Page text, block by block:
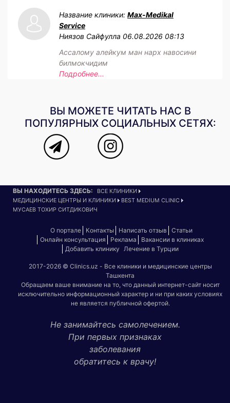
Название клиники: Max-Medikal
Service
Ниязов Сайфулла 06.08.2026 08:13
Ассалому алейкум ман нарх навосини
билмокчидим
Подробнее...
ВЫ МОЖЕТЕ ЧИТАТЬ НАС В
ПОПУЛЯРНЫХ СОЦИАЛЬНЫХ СЕТЯХ:
ВЫ НАХОДИТЕСЬ ЗДЕСЬ:
ВСЕ КЛИНИКИ
МЕДИЦИНСКИЕ ЦЕНТРЫ И КЛИНИКИ
BEST MEDIUM CLINIC
МУСАЕВ ТОХИР СИТДИКОВИЧ
О портале Контакты Написать отзыв
Статьи
Онлайн консультация
Реклама
Вакансии в клиниках
Добавить клинику
Лечение в Турции
2017-2026 © Clinics.uz - Все клиники и медицинские центры
Ташкента
Обращаем ваше внимание на то, что данный интернет-сайт носит
исключительно информационный характер и ни при каких условиях
не является публичной офертой.
Не занимайтесь самолечением.
При первых признаках
заболевания
обратитесь к врачу!